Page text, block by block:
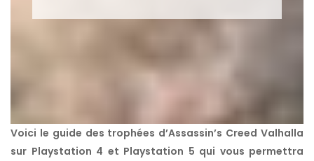
Voici le guide des trophées d’Assassin’s Creed Valhalla
sur Playstation 4 et Playstation 5 qui vous permettra